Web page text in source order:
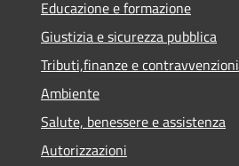
Educazione e formazione
Giustizia e sicurezza pubblica
Tributi,finanze e contravvenzioni
Ambiente
Salute, benessere e assistenza
Autorizzazioni